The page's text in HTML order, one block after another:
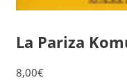
La Pariza
8,00€